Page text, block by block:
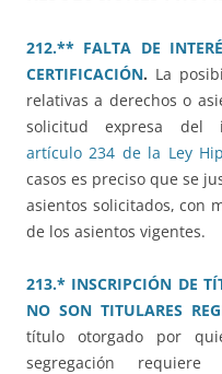
212.** FALTA DE
CERTIFICACIÓN. La
relativas a derechos o
solicitud expresa del
artículo 234 de la Ley
casos es preciso que se
asientos solicitados, con
de los asientos vigentes.
213.* INSCRIPCIÓN DE
NO SON TITULARES
título otorgado por
segregación